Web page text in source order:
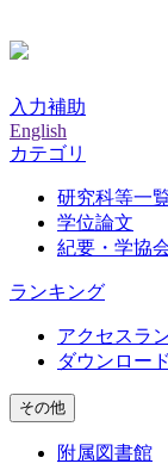
入力補助
English
カテゴリ
研究科等一
学位論文
紀要・学協
ランキング
アクセスラ
ダウンロー
その他
附属図書館